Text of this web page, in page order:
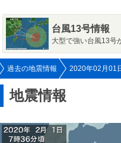
台風13号情報
大型で強い台風13号
過去の地震情報 2020年02月01
地震情報